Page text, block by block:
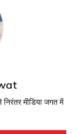
मीडिया जगत में